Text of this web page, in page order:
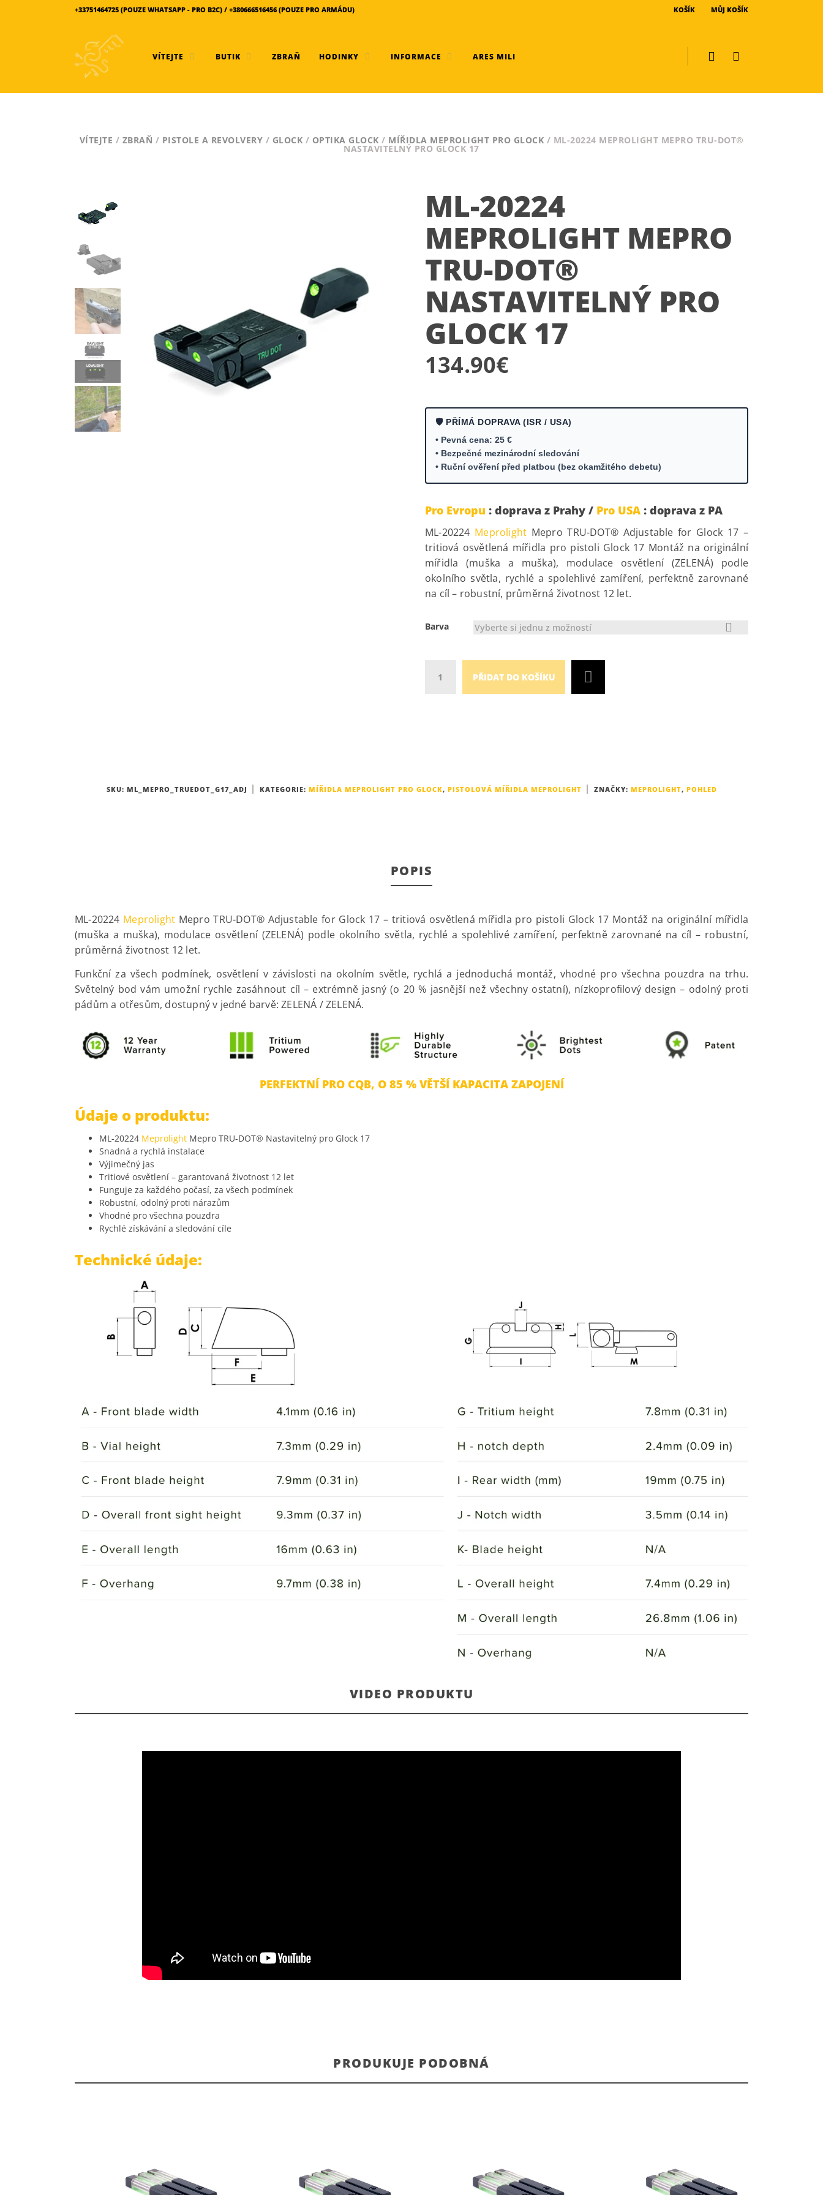
+33751464725 (POUZE WHATSAPP - PRO B2C) / +380666516456 (POUZE PRO ARMÁDU) KOŠÍK MŮJ KOŠÍK
VÍTEJTE BUTIK ZBRAŇ HODINKY INFORMACE ARES MILI
VÍTEJTE / ZBRAŇ / PISTOLE A REVOLVERY / GLOCK / OPTIKA GLOCK / MÍŘIDLA MEPROLIGHT PRO GLOCK / ML-20224 MEPROLIGHT MEPRO TRU-DOT®
NASTAVITELNÝ PRO GLOCK 17
ML-20224
MEPROLIGHT MEPRO
TRU-DOT®
NASTAVITELNÝ PRO
GLOCK 17
134.90€
🛡️ PŘÍMÁ DOPRAVA (ISR / USA)
• Pevná cena: 25 €
• Bezpečné mezinárodní sledování
• Ruční ověření před platbou (bez okamžitého debetu)
Pro Evropu : doprava z Prahy / Pro USA : doprava z PA
ML-20224 Meprolight Mepro TRU-DOT® Adjustable for Glock 17 –
tritiová osvětlená mířidla pro pistoli Glock 17 Montáž na originální
mířidla (muška a muška), modulace osvětlení (ZELENÁ) podle
okolního světla, rychlé a spolehlivé zamíření, perfektně zarovnané
na cíl – robustní, průměrná životnost 12 let.
Barva Vyberte si jednu z možností
PŘIDAT DO KOŠÍKU
SKU: ML_MEPRO_TRUEDOT_G17_ADJ KATEGORIE: MÍŘIDLA MEPROLIGHT PRO GLOCK, PISTOLOVÁ MÍŘIDLA MEPROLIGHT ZNAČKY: MEPROLIGHT, POHLED
POPIS
ML-20224 Meprolight Mepro TRU-DOT® Adjustable for Glock 17 – tritiová osvětlená mířidla pro pistoli Glock 17 Montáž na originální mířidla
(muška a muška), modulace osvětlení (ZELENÁ) podle okolního světla, rychlé a spolehlivé zamíření, perfektně zarovnané na cíl – robustní,
průměrná životnost 12 let.
Funkční za všech podmínek, osvětlení v závislosti na okolním světle, rychlá a jednoduchá montáž, vhodné pro všechna pouzdra na trhu.
Světelný bod vám umožní rychle zasáhnout cíl – extrémně jasný (o 20 % jasnější než všechny ostatní), nízkoprofilový design – odolný proti
pádům a otřesům, dostupný v jedné barvě: ZELENÁ / ZELENÁ.
PERFEKTNÍ PRO CQB, O 85 % VĚTŠÍ KAPACITA ZAPOJENÍ
Údaje o produktu:
ML-20224 Meprolight Mepro TRU-DOT® Nastavitelný pro Glock 17
Snadná a rychlá instalace
Výjimečný jas
Tritiové osvětlení – garantovaná životnost 12 let
Funguje za každého počasí, za všech podmínek
Robustní, odolný proti nárazům
Vhodné pro všechna pouzdra
Rychlé získávání a sledování cíle
Technické údaje:
VIDEO PRODUKTU
PRODUKUJE PODOBNÁ